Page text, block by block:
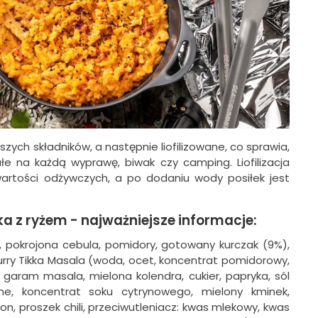
składników, a następnie liofilizowane, co sprawia,
na każdą wyprawę, biwak czy camping. Liofilizacja
odżywczych, a po dodaniu wody posiłek jest
z ryżem - najważniejsze informacje:
pokrojona cebula, pomidory, gotowany kurczak (9%),
Tikka Masala (woda, ocet, koncentrat pomidorowy,
masala, mielona kolendra, cukier, papryka, sól
koncentrat soku cytrynowego, mielony kminek,
proszek chili, przeciwutleniacz: kwas mlekowy, kwas